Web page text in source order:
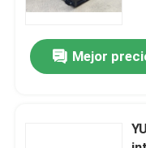
Generadores
Generador diesel
Mejor